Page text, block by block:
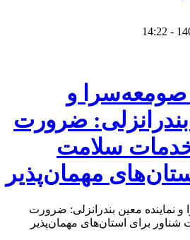
صومعه‌سرا و
بندرانزلی: ضرورت
خدمات سلامت
مهمان‌پذیر